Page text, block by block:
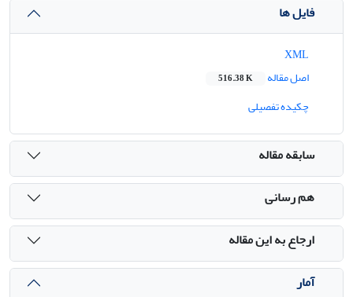
فایل ها
اصل مقاله
516.38 K
چکیده تفصیلی
سابقه مقاله
هم رسانی
ارجاع به این مقاله
آمار